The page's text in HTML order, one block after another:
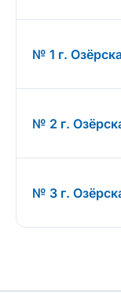
№ 1 г.
№ 2 г.
№ 3 г.